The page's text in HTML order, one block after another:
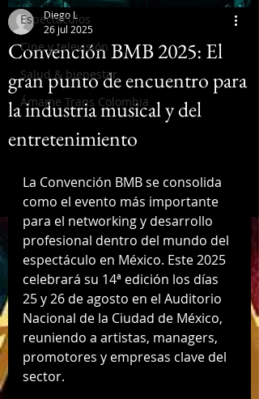
Espectáculos
Cine y televisión
Salud & bienestar
Ámame Trans Colombia
Convención BMB 2025: El
gran punto de encuentro para
la industria musical y del
entretenimiento
Diego L
26 jul 2025
La Convención BMB se consolida
como el evento más importante
para el networking y desarrollo
profesional dentro del mundo del
espectáculo en México. Este 2025
celebrará su 14ª edición los días
25 y 26 de agosto en el Auditorio
Nacional de la Ciudad de México,
reuniendo a artistas, managers,
promotores y empresas clave del
sector.